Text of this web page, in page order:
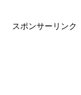
スポンサーリンク